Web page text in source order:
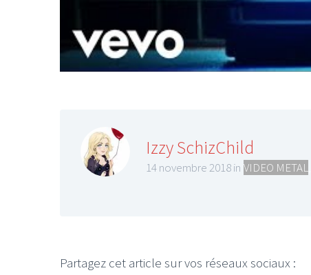
Izzy SchizChild
14 novembre 2018 in VIDEO METAL
Partagez cet article sur vos réseaux sociaux :